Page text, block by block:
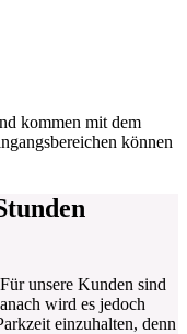
kommen mit dem
können
unsere Kunden sind
wird es jedoch
einzuhalten, denn